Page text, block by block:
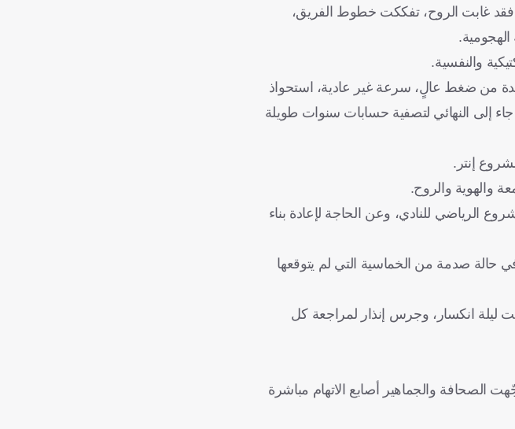
فقد غابت الروح، تفككت خطوط الفريق،
والنفسية.
من ضغط عالٍ، سرعة غير عادية، استحواذ
إلى النهائي لتصفية حسابات سنوات طويلة
إنتر.
والهوية والروح.
الرياضي للنادي، وعن الحاجة لإعادة بناء
حالة صدمة من الخماسية التي لم يتوقعها
فكانت ليلة انكسار، وجرس إنذار لمراجعة كل
الصحافة والجماهير أصابع الاتهام مباشرة